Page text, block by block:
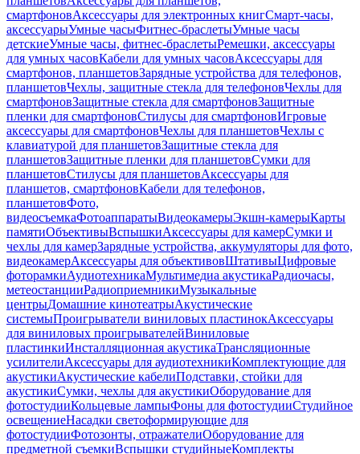
смартфоновАксессуары для электронных книгСмарт-часы,
аксессуарыУмные часыФитнес-браслетыУмные часы
детскиеУмные часы, фитнес-браслетыРемешки, аксессуары
для умных часовКабели для умных часовАксессуары для
смартфонов, планшетовЗарядные устройства для телефонов,
планшетовЧехлы, защитные стекла для телефоновЧехлы для
смартфоновЗащитные стекла для смартфоновЗащитные
пленки для смартфоновСтилусы для смартфоновИгровые
аксессуары для смартфоновЧехлы для планшетовЧехлы с
клавиатурой для планшетовЗащитные стекла для
планшетовЗащитные пленки для планшетовСумки для
планшетовСтилусы для планшетовАксессуары для
планшетов, смартфоновКабели для телефонов,
планшетовФото,
видеосъемкаФотоаппаратыВидеокамерыЭкшн-камерыКарты
памятиОбъективыВспышкиАксессуары для камерСумки и
чехлы для камерЗарядные устройства, аккумуляторы для фото,
видеокамерАксессуары для объективовШтативыЦифровые
фоторамкиАудиотехникаМультимедиа акустикаРадиочасы,
метеостанцииРадиоприемникиМузыкальные
центрыДомашние кинотеатрыАкустические
системыПроигрыватели виниловых пластинокАксессуары
для виниловых проигрывателейВиниловые
пластинкиИнсталляционная акустикаТрансляционные
усилителиАксессуары для аудиотехникиКомплектующие для
акустикиАкустические кабелиПодставки, стойки для
акустикиСумки, чехлы для акустикиОборудование для
фотостудииКольцевые лампыФоны для фотостудииСтудийное
освещениеНасадки светоформирующие для
фотостудииФотозонты, отражателиОборудование для
предметной съемкиВспышки студийныеКомплекты